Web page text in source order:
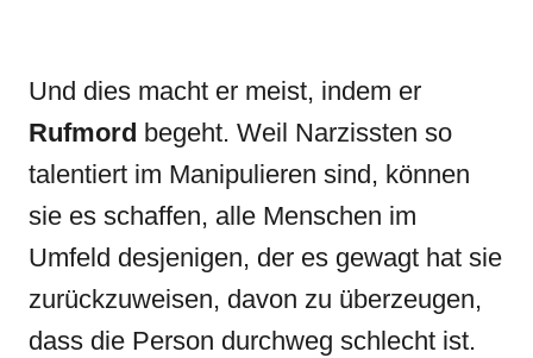
Und dies macht er meist, indem er
Rufmord begeht. Weil Narzissten so
talentiert im Manipulieren sind, können
sie es schaffen, alle Menschen im
Umfeld desjenigen, der es gewagt hat sie
zurückzuweisen, davon zu überzeugen,
dass die Person durchweg schlecht ist.